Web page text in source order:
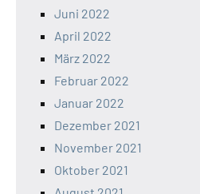
Juni 2022
April 2022
März 2022
Februar 2022
Januar 2022
Dezember 2021
November 2021
Oktober 2021